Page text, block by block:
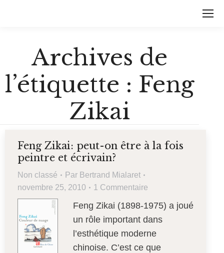
Archives de
l’étiquette : Feng
Zikai
Feng Zikai: peut-on être à la fois
peintre et écrivain?
Non classé Par Bertrand Mialaret
novembre 25, 2010
1 Commentaire
Feng Zikai (1898-1975) a joué
un rôle important dans
l’esthétique moderne
chinoise. C’est ce que